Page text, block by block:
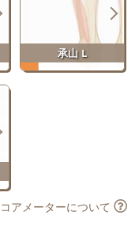
承山 L
アメーターについて